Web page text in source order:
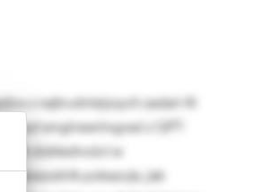
z najtrudniejszych zadań AI
engineeringowi z GPT-
dokładności w
pokazuje, jak